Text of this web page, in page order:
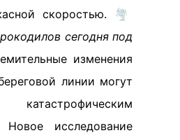
скоростью. 🌪️
сегодня под
изменения
линии могут
Новое исследование